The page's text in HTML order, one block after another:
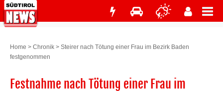
Home > Chronik > Steirer nach Tötung einer Frau im Bezirk Baden
festgenommen
Festnahme nach Tötung einer Frau im